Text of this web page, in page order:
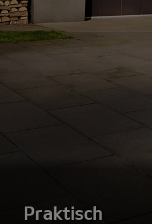
Praktisch